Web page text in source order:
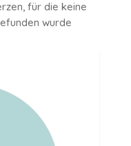
für die keine
wurde